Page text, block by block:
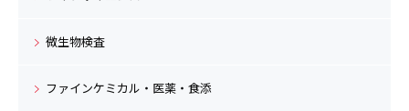
微生物検査
ファインケミカル・医薬・食添